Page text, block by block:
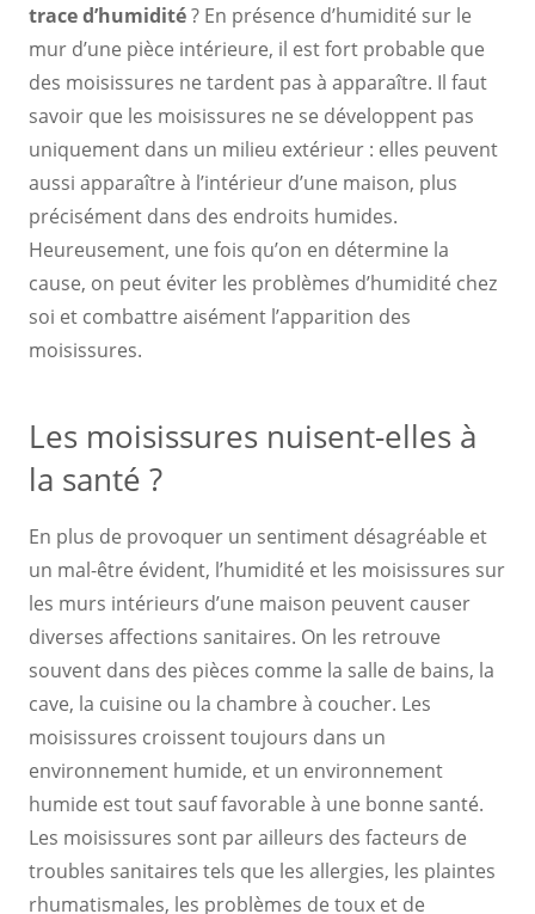
trace d’humidité? En présence d’humidité sur le
mur d’une pièce intérieure, il est fort probable que
des moisissures ne tardent pas à apparaître. Il faut
savoir que les moisissures ne se développent pas
uniquement dans un milieu extérieur : elles peuvent
aussi apparaître à l’intérieur d’une maison, plus
précisément dans des endroits humides.
Heureusement, une fois qu’on en détermine la
cause, on peut éviter les problèmes d’humidité chez
soi et combattre aisément l’apparition des
moisissures.
Les moisissures nuisent-elles à
la santé ?
En plus de provoquer un sentiment désagréable et
un mal-être évident, l’humidité et les moisissures sur
les murs intérieurs d’une maison peuvent causer
diverses affections sanitaires. On les retrouve
souvent dans des pièces comme la salle de bains, la
cave, la cuisine ou la chambre à coucher. Les
moisissures croissent toujours dans un
environnement humide, et un environnement
humide est tout sauf favorable à une bonne santé.
Les moisissures sont par ailleurs des facteurs de
troubles sanitaires tels que les allergies, les plaintes
rhumatismales, les problèmes de toux et de